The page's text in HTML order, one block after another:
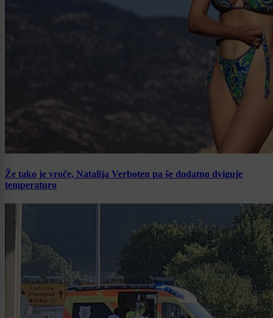
Že tako je vroče, Natalija Verboten pa še dodatno dviguje
temperaturo